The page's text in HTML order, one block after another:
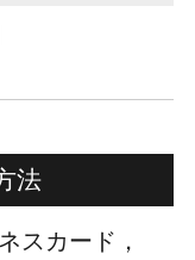
法
スカード，